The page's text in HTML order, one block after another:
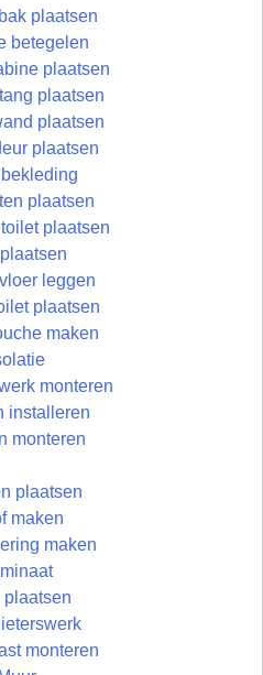
plaatsen
betegelen
plaatsen
plaatsen
plaatsen
plaatsen
plaatsen
plaatsen
leggen
plaatsen
maken
monteren
installeren
monteren
plaatsen
maken
maken
plaatsen
monteren